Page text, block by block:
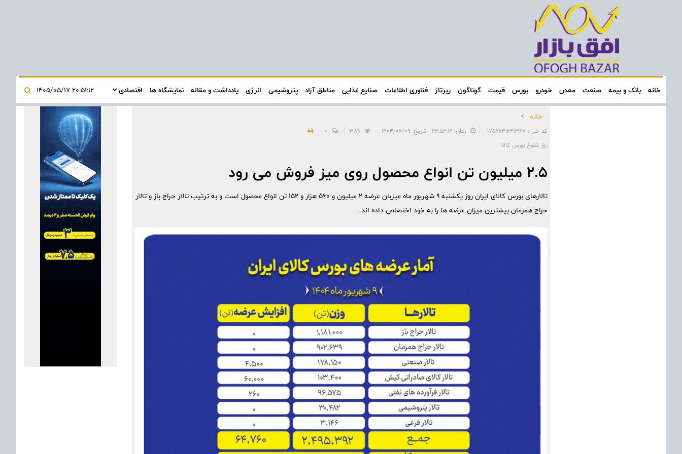
خانه بانک و بیمه صنعت معدن خودرو بورس قیمت گوناگون رپرتاژ فناوری اطلاعات صنایع غذایی مناطق آزاد پتروشیمی انرژی یادداشت و مقاله نمایشگاه ها اقتصادی
خانه
کد خبر : 1756641241367 زمان: ۲۲:۵۲:۱۲ - تاریخ: ۱۴۰۴/۰۶/۰۹ 389
0
روز شلوغ بورس کالا
۲.۵ میلیون تن انواع محصول روی میز فروش می رود
تالارهای بورس کالای ایران روز یکشنبه ۹ شهریور ماه میزبان عرضه ۲ میلیون و ۵۶۰ هزار و ۱۵۲ تن انواع محصول است و به ترتیب تالار حراج باز و تالار
حراج همزمان بیشترین میزان عرضه ها را به خود اختصاص داده اند.